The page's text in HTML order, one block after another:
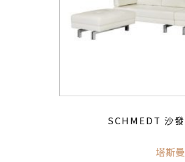
SCHMEDT 沙發
塔斯曼